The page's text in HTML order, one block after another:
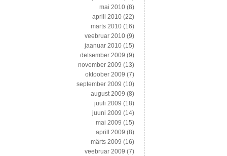
mai 2010 (8)
aprill 2010 (22)
märts 2010 (16)
veebruar 2010 (9)
jaanuar 2010 (15)
detsember 2009 (9)
november 2009 (13)
oktoober 2009 (7)
september 2009 (10)
august 2009 (8)
juuli 2009 (18)
juuni 2009 (14)
mai 2009 (15)
aprill 2009 (8)
märts 2009 (16)
veebruar 2009 (7)